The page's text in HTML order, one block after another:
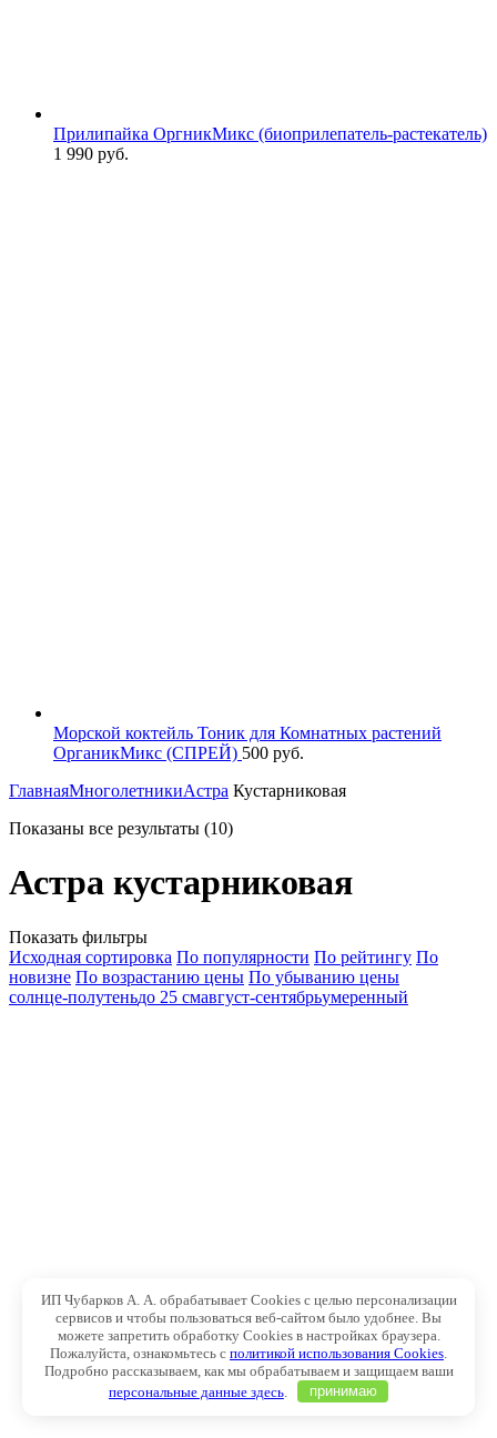
Прилипайка ОргникМикс (биоприлепатель-растекатель)
1 990 руб.
Морской коктейль Тоник для Комнатных растений
ОрганикМикс (СПРЕЙ) 500 руб.
ГлавнаяМноголетникиАстра Кустарниковая
Показаны все результаты (10)
Астра кустарниковая
Показать фильтры
Исходная сортировка По популярности По рейтингу По
новизне По возрастанию цены По убыванию цены
солнце-полутеньдо 25 смавгуст-сентябрьумеренный
ИП Чубарков А. А. обрабатывает Cookies с целью персонализации
сервисов и чтобы пользоваться веб-сайтом было удобнее. Вы
можете запретить обработку Cookies в настройках браузера.
Пожалуйста, ознакомьтесь с политикой использования Cookies
Подробно рассказываем, как мы обрабатываем и защищаем ваши
персональные данные здесь. принимаю